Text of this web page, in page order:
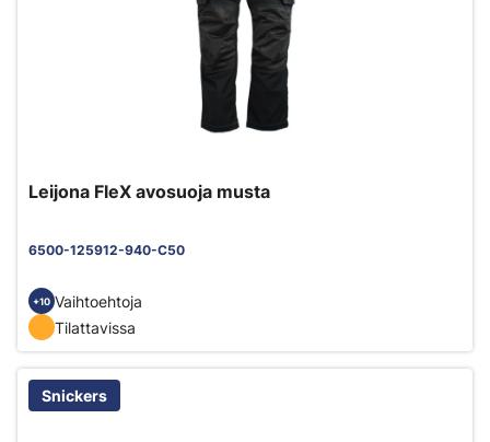
Leijona FleX avosuoja musta
6500-125912-940-C50
+10 Vaihtoehtoja
Tilattavissa
Snickers